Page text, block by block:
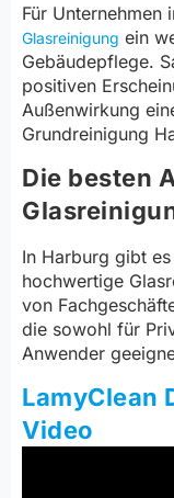
Für Unternehmen
Glasreinigung ein
Gebäudepflege.
positiven
Außenwirkung
Grundreinigung
Die besten
In Harburg gibt
hochwertige
von
die sowohl für
Anwender
LamyClean
Video